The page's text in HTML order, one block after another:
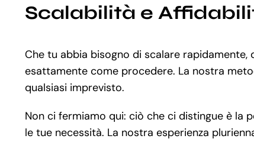
Scalabilità e
Che tu abbia bisogno di scalare
esattamente come procedere. La nostra
qualsiasi imprevisto.
Non ci fermiamo qui: ciò che ci distingue è la
le tue necessità. La nostra esperienza